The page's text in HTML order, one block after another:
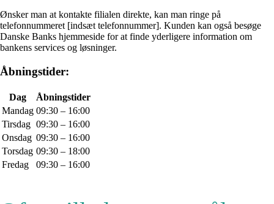
Ønsker man at kontakte filialen direkte, kan man ringe på
telefonnummeret [indsæt telefonnummer]. Kunden kan også besøge
Danske Banks hjemmeside for at finde yderligere information om
bankens services og løsninger.
Åbningstider:
Dag
Åbningstider
Mandag 09:30 – 16:00
Tirsdag 09:30 – 16:00
Onsdag 09:30 – 16:00
Torsdag 09:30 – 18:00
Fredag
09:30 – 16:00